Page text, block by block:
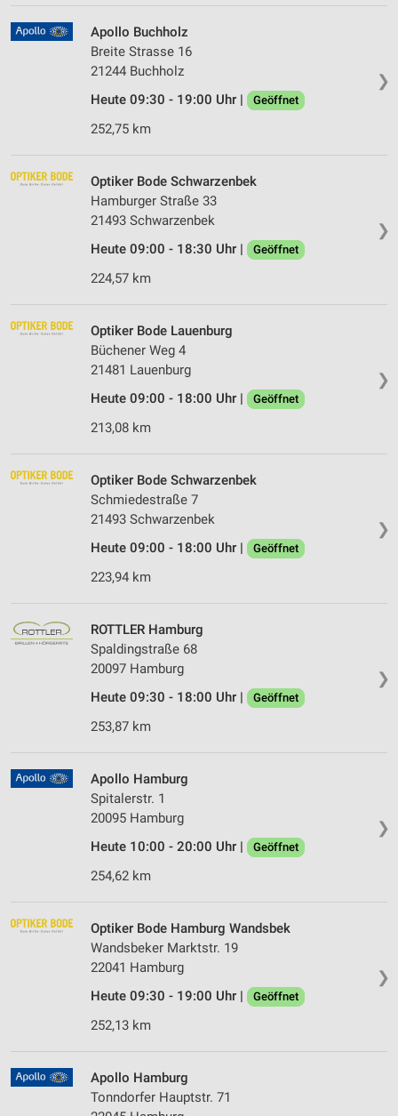
❯
Apollo Buchholz
Breite Strasse 16
21244 Buchholz
Heute 09:30 - 19:00 Uhr |
Geöffnet
252,75 km
❯
Optiker Bode Schwarzenbek
Hamburger Straße 33
21493 Schwarzenbek
Heute 09:00 - 18:30 Uhr |
Geöffnet
224,57 km
❯
Optiker Bode Lauenburg
Büchener Weg 4
21481 Lauenburg
Heute 09:00 - 18:00 Uhr |
Geöffnet
213,08 km
❯
Optiker Bode Schwarzenbek
Schmiedestraße 7
21493 Schwarzenbek
Heute 09:00 - 18:00 Uhr |
Geöffnet
223,94 km
❯
ROTTLER Hamburg
Spaldingstraße 68
20097 Hamburg
Heute 09:30 - 18:00 Uhr |
Geöffnet
253,87 km
❯
Apollo Hamburg
Spitalerstr. 1
20095 Hamburg
Heute 10:00 - 20:00 Uhr |
Geöffnet
254,62 km
❯
Optiker Bode Hamburg Wandsbek
Wandsbeker Marktstr. 19
22041 Hamburg
Heute 09:30 - 19:00 Uhr |
Geöffnet
252,13 km
Apollo Hamburg
Tonndorfer Hauptstr. 71